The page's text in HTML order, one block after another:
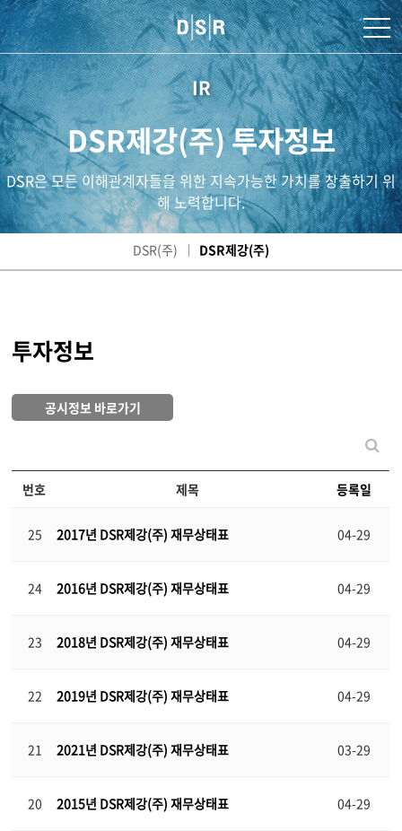
IR
DSR제강(주) 투자정보
DSR은 모든 이해관계자들을 위한 지속가능한 가치를 창출하기 위
해 노력합니다.
DSR(주) DSR제강(주)
투자정보
공시정보 바로가기
번호 제목 등록일
25 2017년 DSR제강(주) 재무상태표 04-29
24 2016년 DSR제강(주) 재무상태표 04-29
23 2018년 DSR제강(주) 재무상태표 04-29
22 2019​년 DSR제강(주) 재무상태표 04-29
21 2021년 DSR제강(주) 재무상태표 03-29
20 2015년 DSR제강(주) 재무상태표 04-29